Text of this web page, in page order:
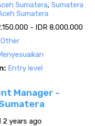
Sumatera, Sumatera
Sumatera
- IDR 8.000.000
Other
Entry level
Manager -
2 years ago